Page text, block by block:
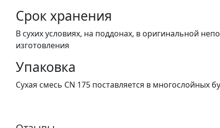
Срок хранения
В сухих условиях, на поддонах, в оригинальной
изготовления
Упаковка
Сухая смесь CN 175 поставляется в многослойных